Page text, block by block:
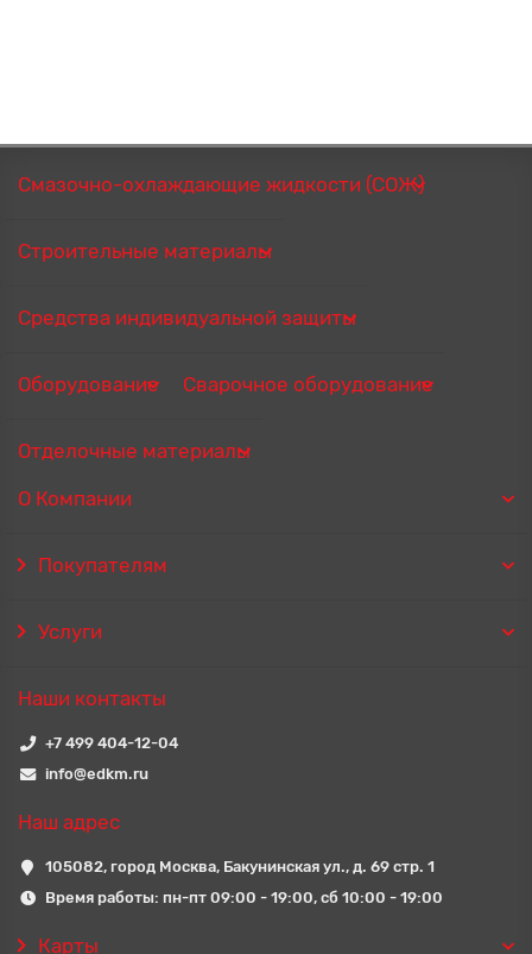
Смазочно-охлаждающие жидкости (СОЖ)
Строительные материалы
Средства индивидуальной защиты
Оборудование Сварочное оборудование
Отделочные материалы
О Компании
Покупателям
Услуги
Наши контакты
+7 499 404-12-04
info@edkm.ru
Наш адрес
105082, город Москва, Бакунинская ул., д. 69 стр. 1
Время работы: пн-пт 09:00 - 19:00, сб 10:00 - 19:00
Карты